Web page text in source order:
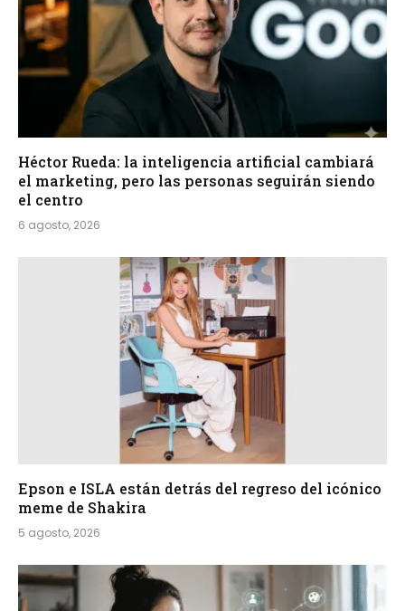
Héctor Rueda: la inteligencia artificial cambiará
el marketing, pero las personas seguirán siendo
el centro
6 agosto, 2026
Epson e ISLA están detrás del regreso del icónico
meme de Shakira
5 agosto, 2026